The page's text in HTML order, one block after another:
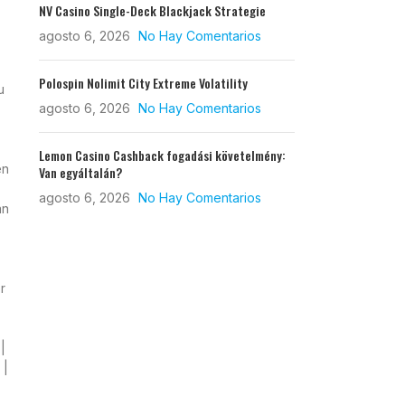
NV Casino Single-Deck Blackjack Strategie
agosto 6, 2026 No Hay Comentarios
Polospin Nolimit City Extreme Volatility
agosto 6, 2026 No Hay Comentarios
Lemon Casino Cashback fogadási követelmény:
Van egyáltalán?
agosto 6, 2026 No Hay Comentarios